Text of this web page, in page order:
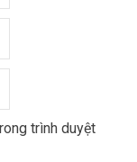
trình duyệt